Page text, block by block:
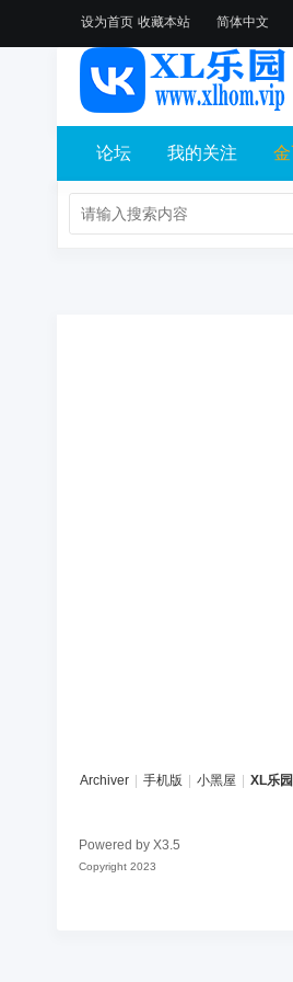
设为首页 收藏本站 简体中文
论坛 我的关注
Archiver 手机版 小黑屋 XL乐
Powered by X3.5
Copyright 2023